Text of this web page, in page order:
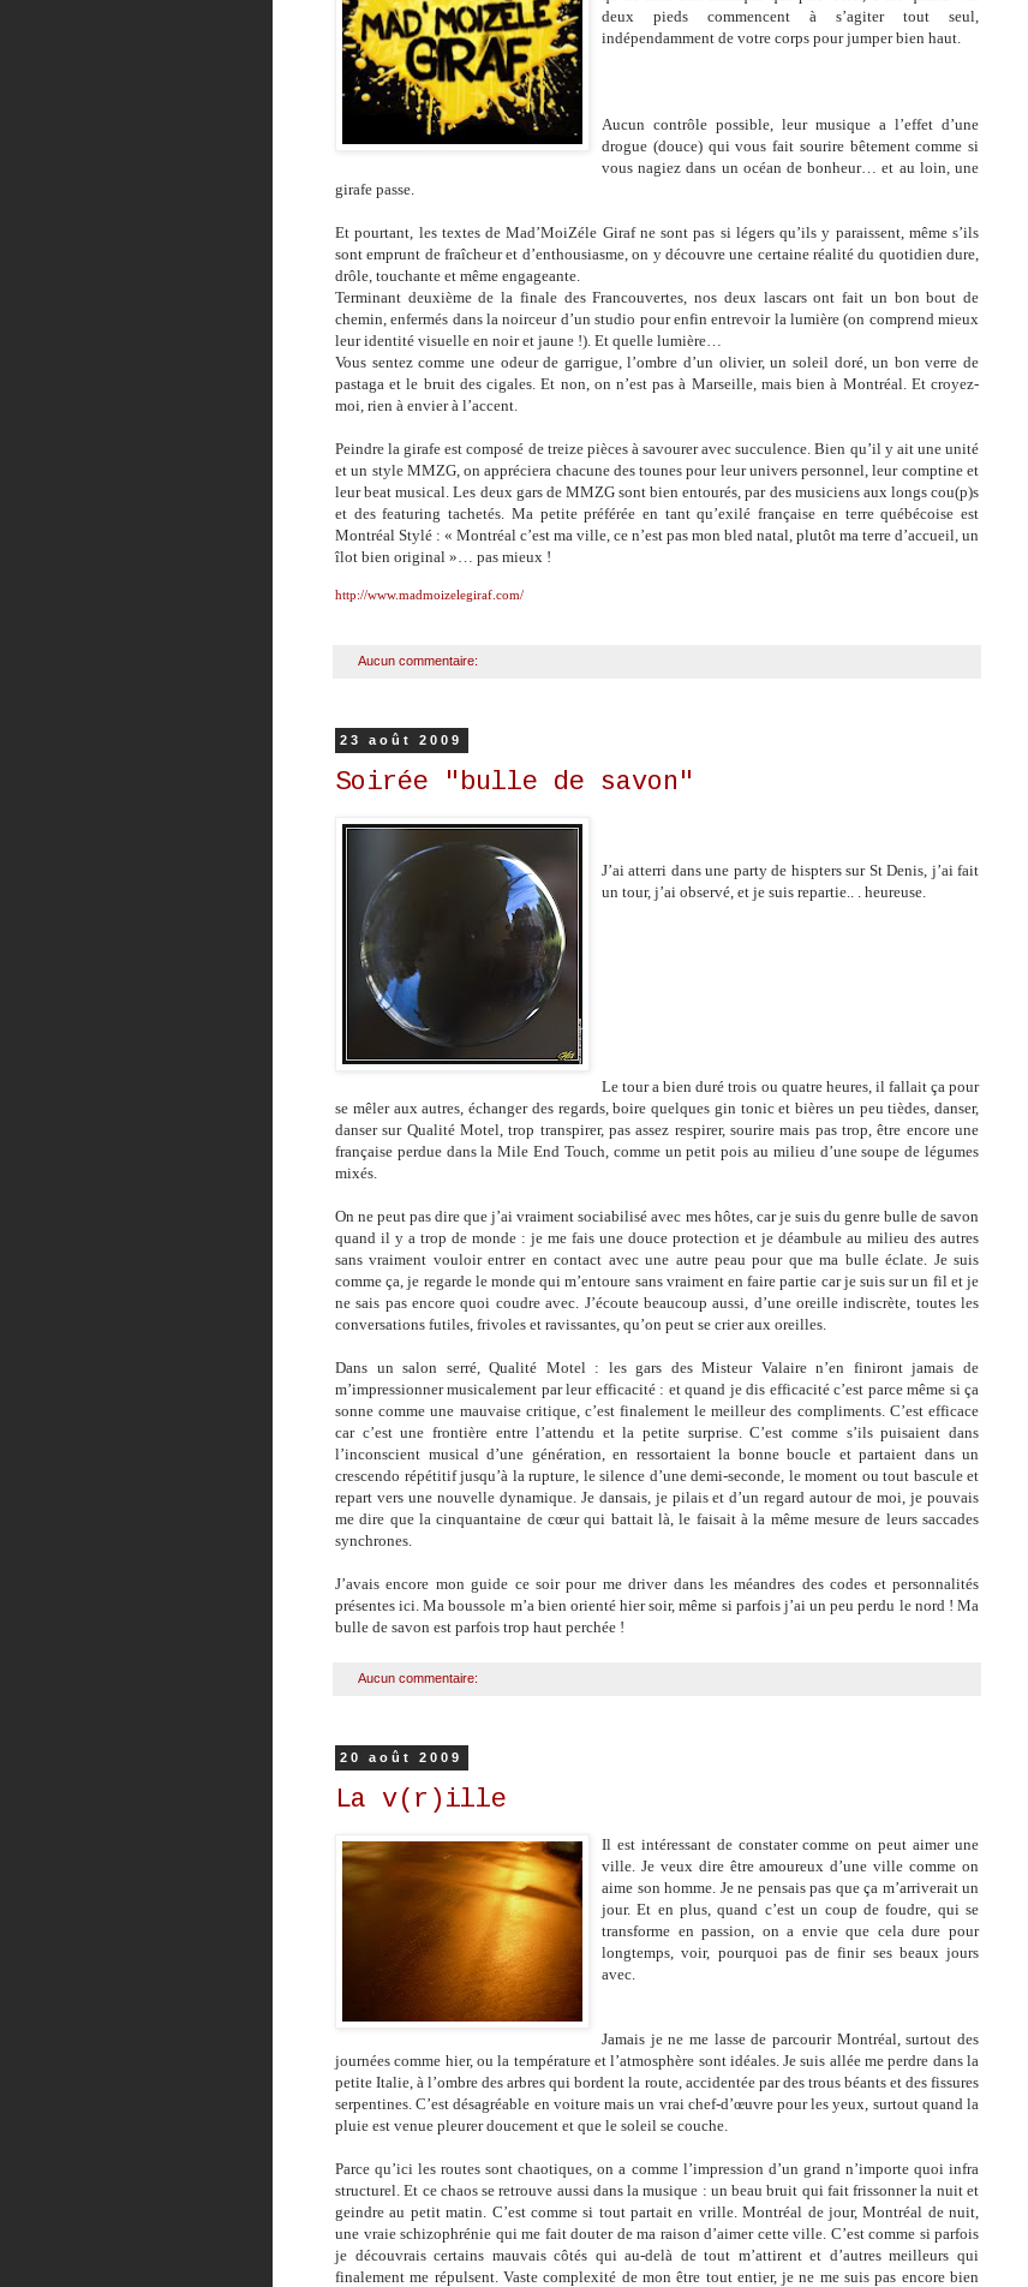
deux pieds commencent à s’agiter tout seul,
indépendamment de votre corps pour jumper bien haut.
Aucun contrôle possible, leur musique a l’effet d’une
drogue (douce) qui vous fait sourire bêtement comme si
vous nagiez dans un océan de bonheur… et au loin, une
girafe passe.
Et pourtant, les textes de Mad’MoiZéle Giraf ne sont pas si légers qu’ils y paraissent, même s’ils
sont emprunt de fraîcheur et d’enthousiasme, on y découvre une certaine réalité du quotidien dure,
drôle, touchante et même engageante.
Terminant deuxième de la finale des Francouvertes, nos deux lascars ont fait un bon bout de
chemin, enfermés dans la noirceur d’un studio pour enfin entrevoir la lumière (on comprend mieux
leur identité visuelle en noir et jaune !). Et quelle lumière…
Vous sentez comme une odeur de garrigue, l’ombre d’un olivier, un soleil doré, un bon verre de
pastaga et le bruit des cigales. Et non, on n’est pas à Marseille, mais bien à Montréal. Et croyez-
moi, rien à envier à l’accent.
Peindre la girafe est composé de treize pièces à savourer avec succulence. Bien qu’il y ait une unité
et un style MMZG, on appréciera chacune des tounes pour leur univers personnel, leur comptine et
leur beat musical. Les deux gars de MMZG sont bien entourés, par des musiciens aux longs cou(p)s
et des featuring tachetés. Ma petite préférée en tant qu’exilé française en terre québécoise est
Montréal Stylé : « Montréal c’est ma ville, ce n’est pas mon bled natal, plutôt ma terre d’accueil, un
îlot bien original »… pas mieux !
http://www.madmoizelegiraf.com/
Aucun commentaire:
23 août 2009
Soirée "bulle de savon"
J’ai atterri dans une party de hispters sur St Denis, j’ai fait
un tour, j’ai observé, et je suis repartie.. . heureuse.
Le tour a bien duré trois ou quatre heures, il fallait ça pour
se mêler aux autres, échanger des regards, boire quelques gin tonic et bières un peu tièdes, danser,
danser sur Qualité Motel, trop transpirer, pas assez respirer, sourire mais pas trop, être encore une
française perdue dans la Mile End Touch, comme un petit pois au milieu d’une soupe de légumes
mixés.
On ne peut pas dire que j’ai vraiment sociabilisé avec mes hôtes, car je suis du genre bulle de savon
quand il y a trop de monde : je me fais une douce protection et je déambule au milieu des autres
sans vraiment vouloir entrer en contact avec une autre peau pour que ma bulle éclate. Je suis
comme ça, je regarde le monde qui m’entoure sans vraiment en faire partie car je suis sur un fil et je
ne sais pas encore quoi coudre avec. J’écoute beaucoup aussi, d’une oreille indiscrète, toutes les
conversations futiles, frivoles et ravissantes, qu’on peut se crier aux oreilles.
Dans un salon serré, Qualité Motel : les gars des Misteur Valaire n’en finiront jamais de
m’impressionner musicalement par leur efficacité : et quand je dis efficacité c’est parce même si ça
sonne comme une mauvaise critique, c’est finalement le meilleur des compliments. C’est efficace
car c’est une frontière entre l’attendu et la petite surprise. C’est comme s’ils puisaient dans
l’inconscient musical d’une génération, en ressortaient la bonne boucle et partaient dans un
crescendo répétitif jusqu’à la rupture, le silence d’une demi-seconde, le moment ou tout bascule et
repart vers une nouvelle dynamique. Je dansais, je pilais et d’un regard autour de moi, je pouvais
me dire que la cinquantaine de cœur qui battait là, le faisait à la même mesure de leurs saccades
synchrones.
J’avais encore mon guide ce soir pour me driver dans les méandres des codes et personnalités
présentes ici. Ma boussole m’a bien orienté hier soir, même si parfois j’ai un peu perdu le nord ! Ma
bulle de savon est parfois trop haut perchée !
Aucun commentaire:
20 août 2009
La v(r)ille
Il est intéressant de constater comme on peut aimer une
ville. Je veux dire être amoureux d’une ville comme on
aime son homme. Je ne pensais pas que ça m’arriverait un
jour. Et en plus, quand c’est un coup de foudre, qui se
transforme en passion, on a envie que cela dure pour
longtemps, voir, pourquoi pas de finir ses beaux jours
avec.
Jamais je ne me lasse de parcourir Montréal, surtout des
journées comme hier, ou la température et l’atmosphère sont idéales. Je suis allée me perdre dans la
petite Italie, à l’ombre des arbres qui bordent la route, accidentée par des trous béants et des fissures
serpentines. C’est désagréable en voiture mais un vrai chef-d’œuvre pour les yeux, surtout quand la
pluie est venue pleurer doucement et que le soleil se couche.
Parce qu’ici les routes sont chaotiques, on a comme l’impression d’un grand n’importe quoi infra
structurel. Et ce chaos se retrouve aussi dans la musique : un beau bruit qui fait frissonner la nuit et
geindre au petit matin. C’est comme si tout partait en vrille. Montréal de jour, Montréal de nuit,
une vraie schizophrénie qui me fait douter de ma raison d’aimer cette ville. C’est comme si parfois
je découvrais certains mauvais côtés qui au-delà de tout m’attirent et d’autres meilleurs qui
finalement me répulsent. Vaste complexité de mon être tout entier, je ne me suis pas encore bien